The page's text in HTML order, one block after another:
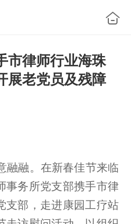
市律师行业海珠
展老党员及残障
融融。在新春佳节来临
事务所党支部携手市律
支部，走进康园工疗站